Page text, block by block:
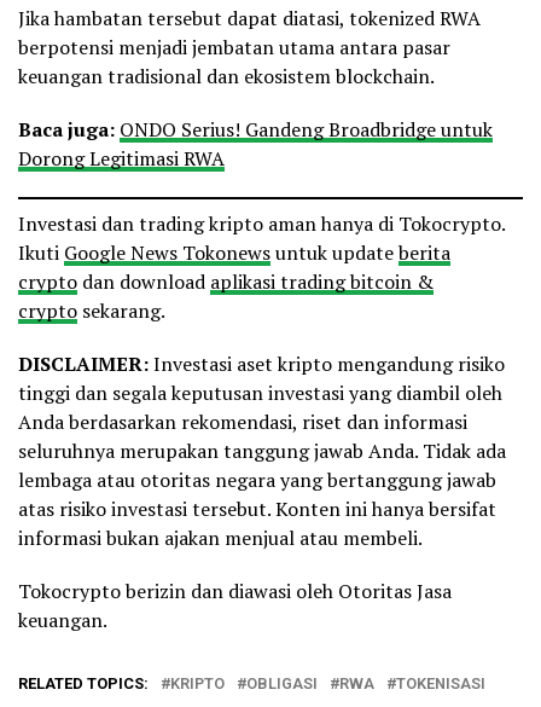
Jika hambatan tersebut dapat diatasi, tokenized RWA
berpotensi menjadi jembatan utama antara pasar
keuangan tradisional dan ekosistem blockchain.
Baca juga: ONDO Serius! Gandeng Broadbridge untuk
Dorong Legitimasi RWA
Investasi dan trading kripto aman hanya di Tokocrypto.
Ikuti Google News Tokonewsuntuk updateberita
crypto dan download aplikasi trading bitcoin &
crypto sekarang.
DISCLAIMER:Investasi aset kripto mengandung risiko
tinggi dan segala keputusan investasi yang diambil oleh
Anda berdasarkan rekomendasi, riset dan informasi
seluruhnya merupakan tanggung jawab Anda. Tidak ada
lembaga atau otoritas negara yang bertanggung jawab
atas risiko investasi tersebut. Konten ini hanya bersifat
informasi bukan ajakan menjual atau membeli.
Tokocrypto berizin dan diawasi oleh Otoritas Jasa
keuangan.
RELATED TOPICS: KRIPTO OBLIGASI RWA TOKENISASI